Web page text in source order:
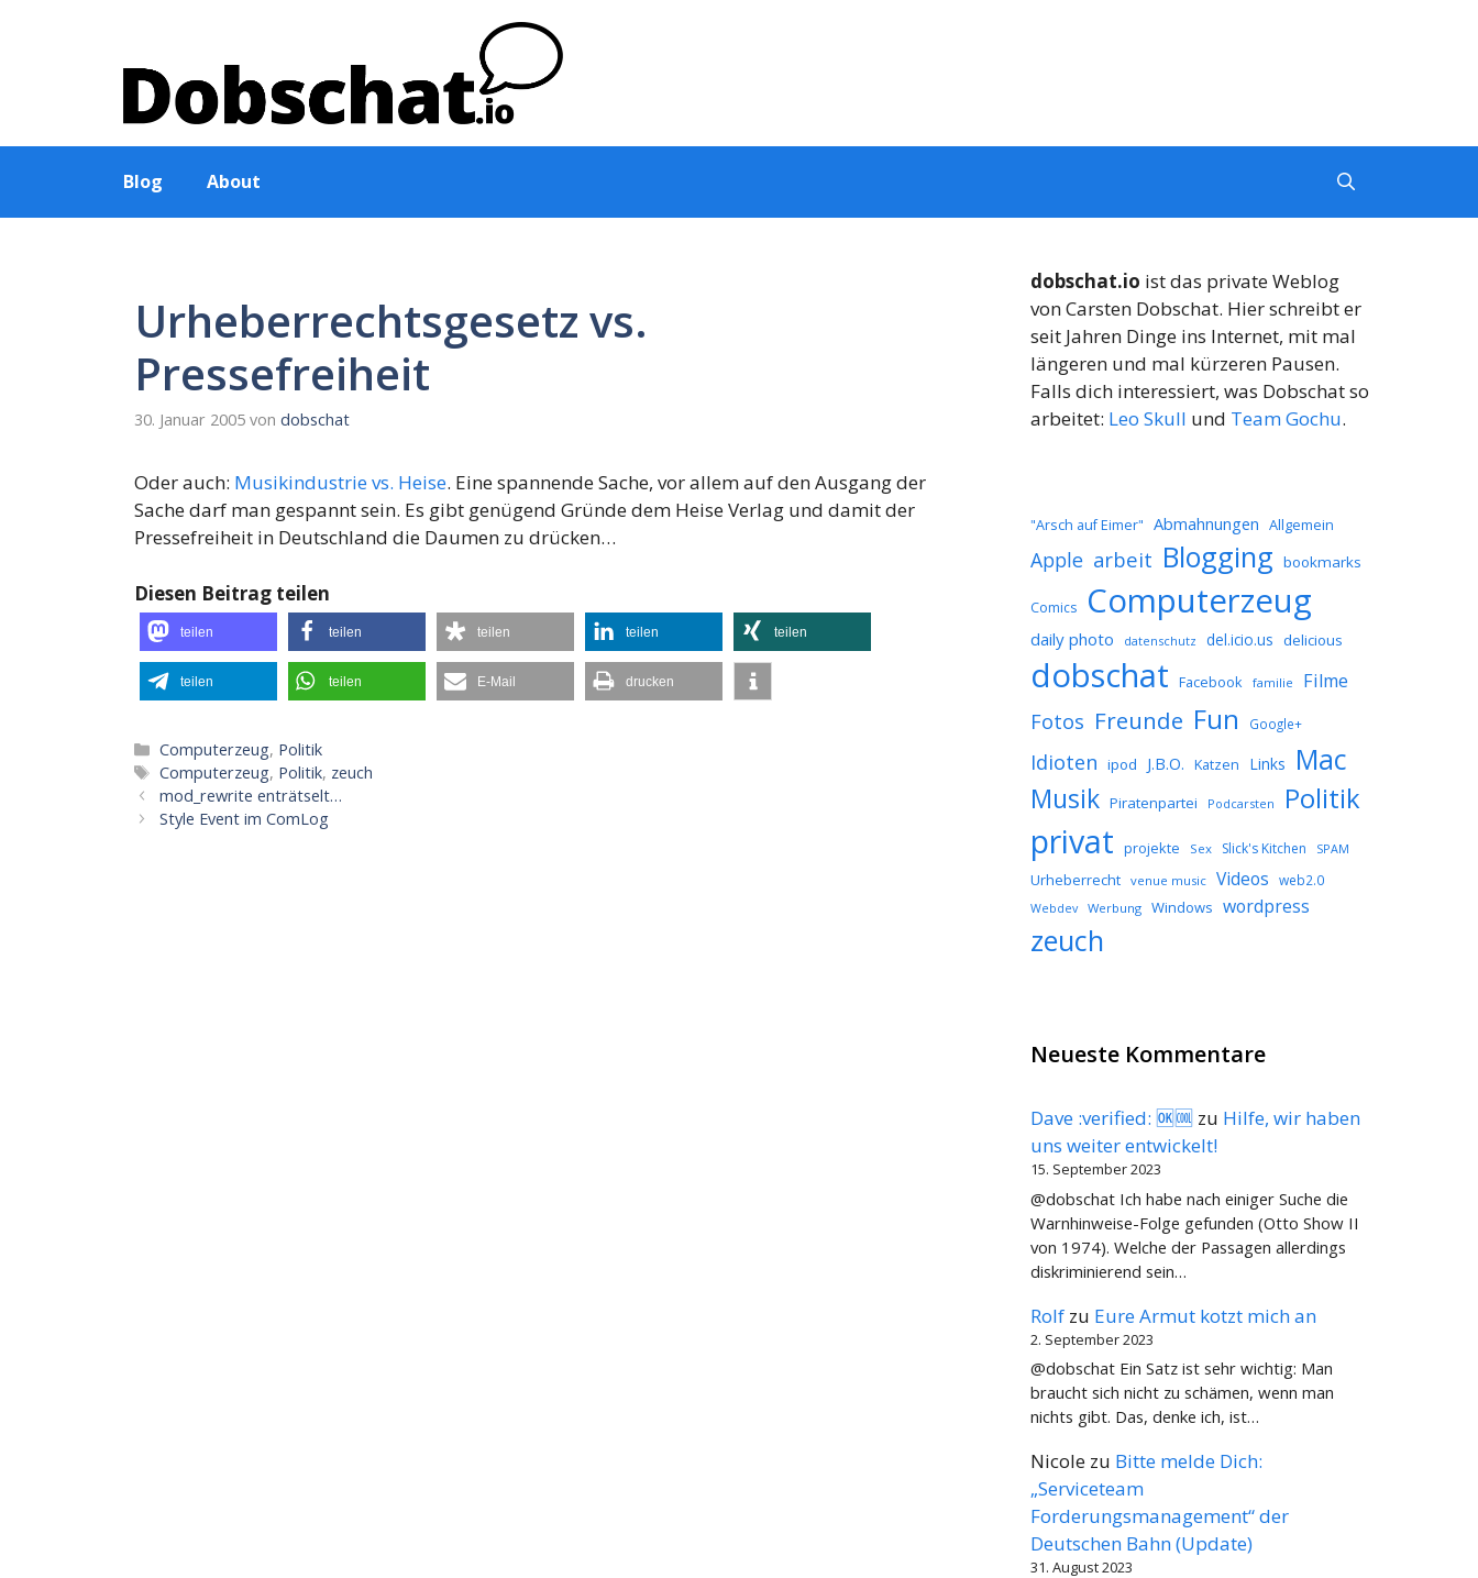
Blog About
Urheberrechtsgesetz vs.
Pressefreiheit
30. Januar 2005 von dobschat
Oder auch: Musikindustrie vs. Heise. Eine spannende Sache, vor allem auf den Ausgang der
Sache darf man gespannt sein. Es gibt genügend Gründe dem Heise Verlag und damit der
Pressefreiheit in Deutschland die Daumen zu drücken…
Diesen Beitrag teilen
teilen teilen teilen teilen teilen
teilen teilen E-Mail drucken
Kategorien
Computerzeug, Politik
Schlagwörter
Computerzeug, Politik, zeuch
mod_rewrite enträtselt…
Style Event im ComLog
dobschat.io ist das private Weblog
von Carsten Dobschat. Hier schreibt er
seit Jahren Dinge ins Internet, mit mal
längeren und mal kürzeren Pausen.
Falls dich interessiert, was Dobschat so
arbeitet: Leo Skull und Team Gochu.
"Arsch auf Eimer" Abmahnungen Allgemein
Apple arbeit Blogging bookmarks
Comics Computerzeug
daily photo datenschutz del.icio.us delicious
dobschat Facebook familie Filme
Fotos Freunde Fun Google+
Idioten ipod J.B.O. Katzen Links Mac
Musik Piratenpartei Podcarsten Politik
privat projekte Sex Slick's Kitchen SPAM
Urheberrecht venue music Videos web2.0
Webdev Werbung Windows wordpress
zeuch
Neueste Kommentare
Dave :verified: 🆗🆒 zu Hilfe, wir haben
uns weiter entwickelt!
15. September 2023
@dobschat Ich habe nach einiger Suche die
Warnhinweise-Folge gefunden (Otto Show II
von 1974). Welche der Passagen allerdings
diskriminierend sein…
Rolf zu Eure Armut kotzt mich an
2. September 2023
@dobschat Ein Satz ist sehr wichtig: Man
braucht sich nicht zu schämen, wenn man
nichts gibt. Das, denke ich, ist…
Nicole zu Bitte melde Dich:
„Serviceteam
Forderungsmanagement“ der
Deutschen Bahn (Update)
31. August 2023